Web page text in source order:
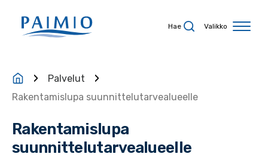
Hae Valikko
Palvelut
Rakentamislupa suunnittelutarvealueelle
Rakentamislupa
suunnittelutarvealueelle